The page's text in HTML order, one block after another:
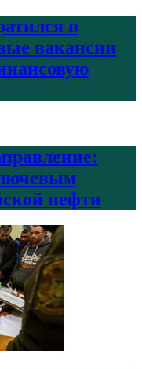
в
вакансии
нефти